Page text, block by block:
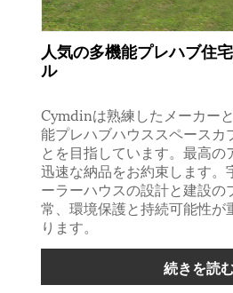
人気の多機能プレハブ住
ル
Cymdinは熟練したメーカー
能プレハブハウススペースカ
とを目指しています。最高の
迅速な納品をお約束します。
ーラーハウスの設計と建設の
常、環境保護と持続可能性が
ります。
続きを読